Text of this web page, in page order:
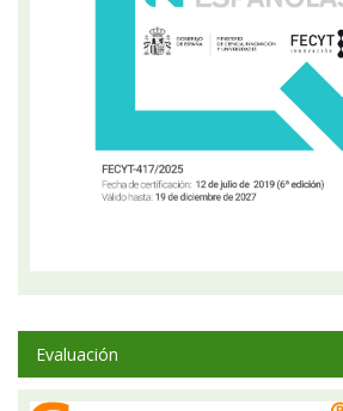
Evaluación